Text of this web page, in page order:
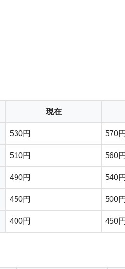
現在
530円 570円
510円 560円
490円 540円
450円 500円
400円 450円